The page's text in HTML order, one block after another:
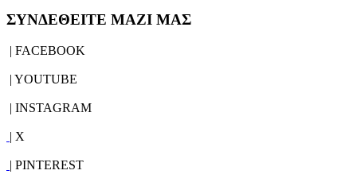
ΣΥΝΔΕΘΕΙΤΕ ΜΑΖΙ ΜΑΣ
| FACEBOOK
| YOUTUBE
| INSTAGRAM
| X
| PINTEREST